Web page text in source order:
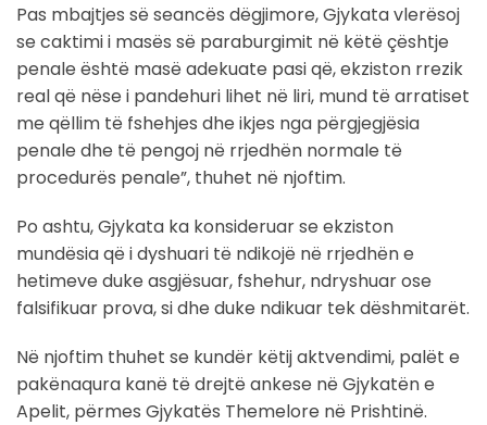
Pas mbajtjes së seancës dëgjimore, Gjykata vlerësoj
se caktimi i masës së paraburgimit në këtë çështje
penale është masë adekuate pasi që, ekziston rrezik
real që nëse i pandehuri lihet në liri, mund të arratiset
me qëllim të fshehjes dhe ikjes nga përgjegjësia
penale dhe të pengoj në rrjedhën normale të
procedurës penale”, thuhet në njoftim.
Po ashtu, Gjykata ka konsideruar se ekziston
mundësia që i dyshuari të ndikojë në rrjedhën e
hetimeve duke asgjësuar, fshehur, ndryshuar ose
falsifikuar prova, si dhe duke ndikuar tek dëshmitarët.
Në njoftim thuhet se kundër këtij aktvendimi, palët e
pakënaqura kanë të drejtë ankese në Gjykatën e
Apelit, përmes Gjykatës Themelore në Prishtinë.